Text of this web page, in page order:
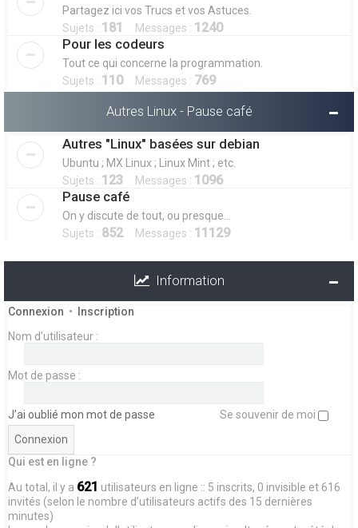
Partagez ici vos Trucs et vos Astuces.
Sujets : 181 Messages : 1240
Pour les codeurs
Tout ce qui concerne la programmation.
Sujets : 110Messages : 769
Autres Linux - Pause café
Autres "Linux" basées sur debian
Ubuntu ; MX Linux ; Linux Mint ; etc.
Sujets : 123 Messages : 1096
Pause café
On y discute de tout, ou presque...
Sujets : 852Messages : 11129
Information
Connexion •
Inscription
Nom d’utilisateur :
Mot de passe :
J’ai oublié mon mot de passe Se souvenir de moi
Qui est en ligne ?
Au total, il y a 621 utilisateurs en ligne :: 5 inscrits, 0 invisible et 616
invités (selon le nombre d’utilisateurs actifs des 15 dernières
minutes)